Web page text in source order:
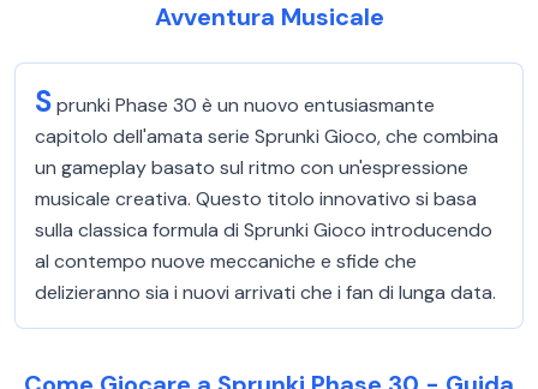
Avventura Musicale
Sprunki Phase 30 è un nuovo entusiasmante
capitolo dell'amata serie Sprunki Gioco, che combina
un gameplay basato sul ritmo con un'espressione
musicale creativa. Questo titolo innovativo si basa
sulla classica formula di Sprunki Gioco introducendo
al contempo nuove meccaniche e sfide che
delizieranno sia i nuovi arrivati che i fan di lunga data.